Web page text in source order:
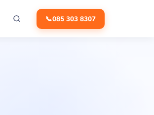
📞085 303 8307